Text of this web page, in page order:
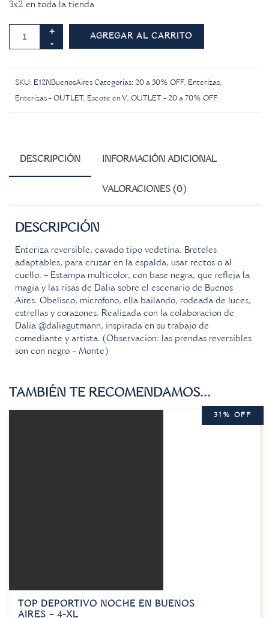
3x2 en toda la tienda
AGREGAR AL CARRITO
SKU: E12NBuenosAires Categorías: 20 a 30% OFF, Enterizas,
Enterizas - OUTLET , Escote en V, OUTLET - 20 a 70% OFF
DESCRIPCIÓN INFORMACIÓN ADICIONAL
VALORACIONES (0)
DESCRIPCIÓN
Enteriza reversible, cavado tipo vedetina. Breteles
adaptables, para cruzar en la espalda, usar rectos o al
cuello. – Estampa multicolor, con base negra, que refleja la
magia y las risas de Dalia sobre el escenario de Buenos
Aires. Obelisco, microfono, ella bailando, rodeada de luces,
estrellas y corazones. Realizada con la colaboracion de
Dalia @daliagutmann, inspirada en su trabajo de
comediante y artista. (Observacion: las prendas reversibles
son con negro – Monte)
TAMBIÉN TE RECOMENDAMOS…
31% OFF
TOP DEPORTIVO NOCHE EN BUENOS
AIRES – 4-XL